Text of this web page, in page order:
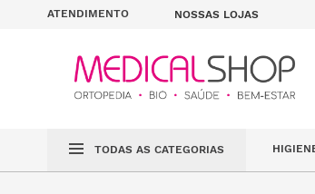
ATENDIMENTO NOSSAS LOJAS
TODAS AS CATEGORIAS